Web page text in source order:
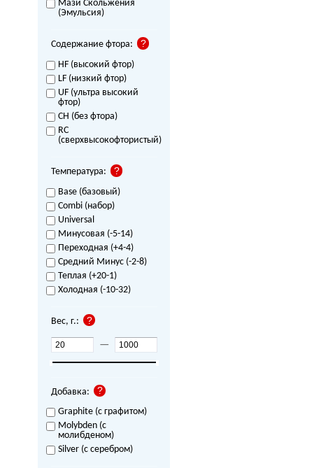
Мази Скольжения
(Эмульсия)
Содержание фтора:
HF (высокий фтор)
LF (низкий фтор)
UF (ультра высокий
фтор)
CH (без фтора)
RC
(сверхвысокофтористый)
Температура:
Base (базовый)
Combi (набор)
Universal
Минусовая (-5-14)
Переходная (+4-4)
Средний Минус (-2-8)
Теплая (+20-1)
Холодная (-10-32)
Вес, г.:
—
Добавка:
Graphite (с графитом)
Molybden (с
молибденом)
Silver (с серебром)